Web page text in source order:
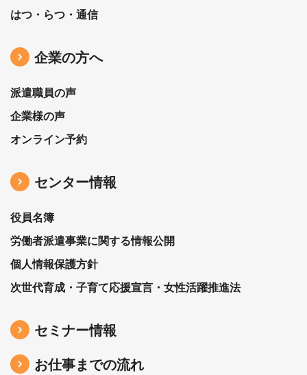
はつ・らつ・通信
企業の方へ
派遣職員の声
企業様の声
オンライン予約
センター情報
役員名簿
労働者派遣事業に関する情報公開
個人情報保護方針
次世代育成・子育て応援宣言・女性活躍推進法
セミナー情報
お仕事までの流れ